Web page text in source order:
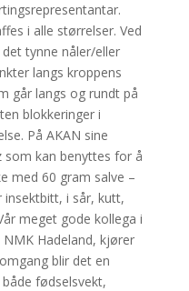
i alle størrelser. Ved
tynne nåler/eller
langs kroppens
går langs og rundt på
blokkeringer i
På AKAN sine
som kan benyttes for å
med 60 gram salve –
insektbitt, i sår, kutt,
meget gode kollega i
Hadeland, kjører
blir det en
fødselsvekt,